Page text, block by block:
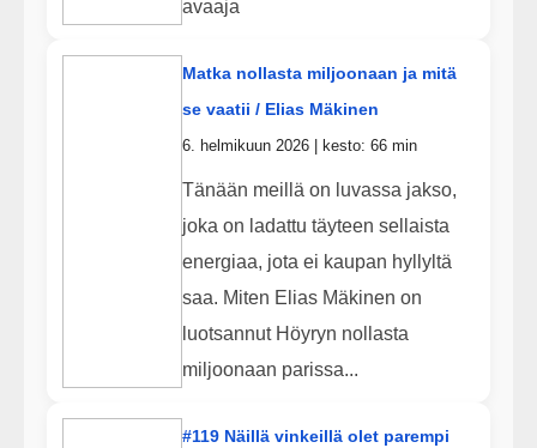
avaaja
Matka nollasta miljoonaan ja mitä
se vaatii / Elias Mäkinen
6. helmikuun 2026 | kesto: 66 min
Tänään meillä on luvassa jakso,
joka on ladattu täyteen sellaista
energiaa, jota ei kaupan hyllyltä
saa. Miten Elias Mäkinen on
luotsannut Höyryn nollasta
miljoonaan parissa...
#119 Näillä vinkeillä olet parempi